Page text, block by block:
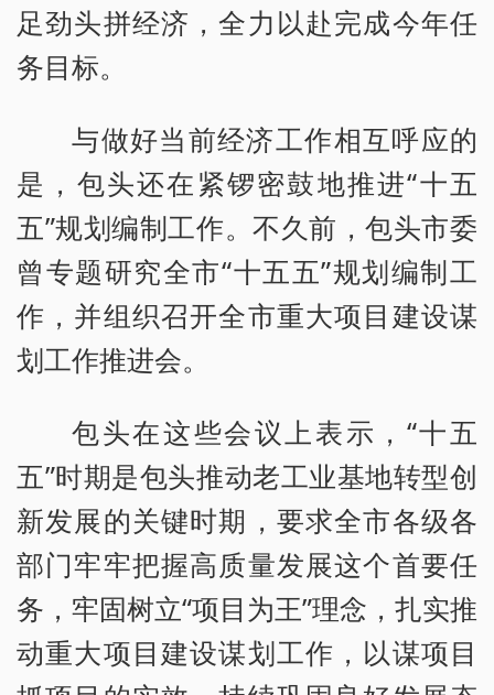
足劲头拼经济，全力以赴完成今年任
务目标。
与做好当前经济工作相互呼应的
是，包头还在紧锣密鼓地推进“十五
五”规划编制工作。不久前，包头市委
曾专题研究全市“十五五”规划编制工
作，并组织召开全市重大项目建设谋
划工作推进会。
包头在这些会议上表示，“十五
五”时期是包头推动老工业基地转型创
新发展的关键时期，要求全市各级各
部门牢牢把握高质量发展这个首要任
务，牢固树立“项目为王”理念，扎实推
动重大项目建设谋划工作，以谋项目